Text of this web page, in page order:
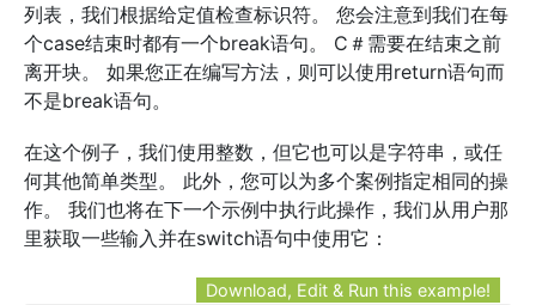
列表，我们根据给定值检查标识符。 您会注意到我们在每
个case结束时都有一个break语句。 C＃需要在结束之前
离开块。 如果您正在编写方法，则可以使用return语句而
不是break语句。
在这个例子，我们使用整数，但它也可以是字符串，或任
何其他简单类型。 此外，您可以为多个案例指定相同的操
作。 我们也将在下一个示例中执行此操作，我们从用户那
里获取一些输入并在switch语句中使用它：
Download, Edit & Run this example!